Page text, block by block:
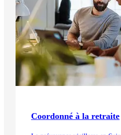
Coordonné à la retraite